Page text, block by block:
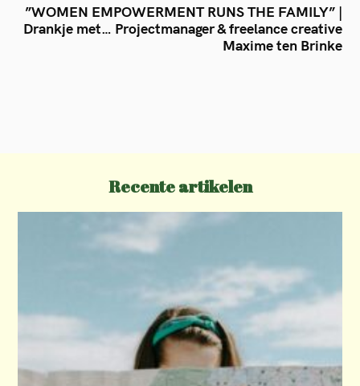
n
i
”WOMEN EMPOWERMENT RUNS THE FAMILY” |
Drankje met… Projectmanager & freelance creative
Maxime ten Brinke
Recente artikelen